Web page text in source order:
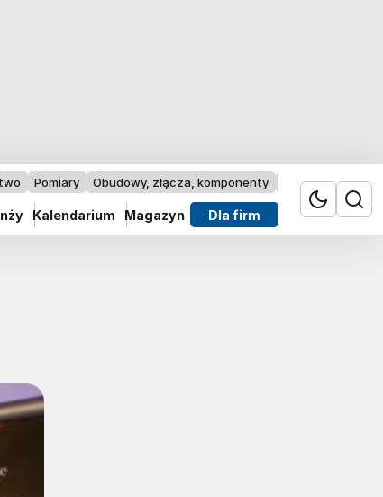
Pomiary Obudowy, złącza, komponenty Przemysł 4.0
Kalendarium Magazyn Dla firm